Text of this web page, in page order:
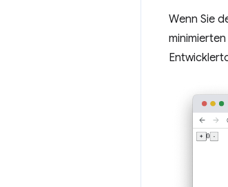
Wenn Sie
minimierten